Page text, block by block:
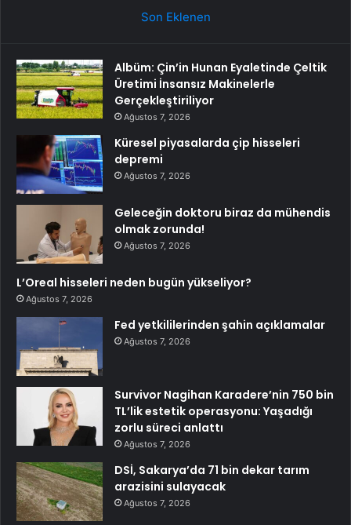
Son Eklenen
Albüm: Çin’in Hunan Eyaletinde Çeltik
Üretimi İnsansız Makinelerle
Gerçekleştiriliyor
Ağustos 7, 2026
Küresel piyasalarda çip hisseleri
depremi
Ağustos 7, 2026
Geleceğin doktoru biraz da mühendis
olmak zorunda!
Ağustos 7, 2026
L’Oreal hisseleri neden bugün yükseliyor?
Ağustos 7, 2026
Fed yetkililerinden şahin açıklamalar
Ağustos 7, 2026
Survivor Nagihan Karadere’nin 750 bin
TL’lik estetik operasyonu: Yaşadığı
zorlu süreci anlattı
Ağustos 7, 2026
DSİ, Sakarya’da 71 bin dekar tarım
arazisini sulayacak
Ağustos 7, 2026